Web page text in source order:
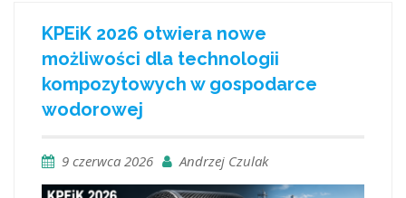
KPEiK 2026 otwiera nowe
możliwości dla technologii
kompozytowych w gospodarce
wodorowej
9 czerwca 2026 Andrzej Czulak